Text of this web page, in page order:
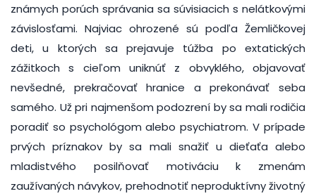
známych porúch správania sa súvisiacich s nelátkovými
závislosťami. Najviac ohrozené sú podľa Žemličkovej
deti, u ktorých sa prejavuje túžba po extatických
zážitkoch s cieľom uniknúť z obvyklého, objavovať
nevšedné, prekračovať hranice a prekonávať seba
samého. Už pri najmenšom podozrení by sa mali rodičia
poradiť so psychológom alebo psychiatrom. V prípade
prvých príznakov by sa mali snažiť u dieťaťa alebo
mladistvého posilňovať motiváciu k zmenám
zaužívaných návykov, prehodnotiť neproduktívny životný